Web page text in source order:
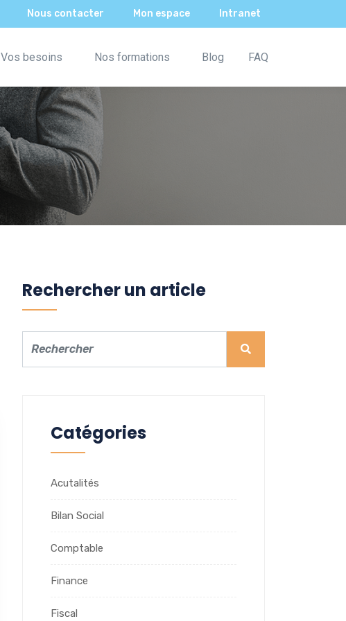
Nous contacter Mon espace Intranet
Vos besoins Nos formations Blog FAQ
Rechercher un article
Catégories
Acutalités
Bilan Social
Comptable
Finance
Fiscal